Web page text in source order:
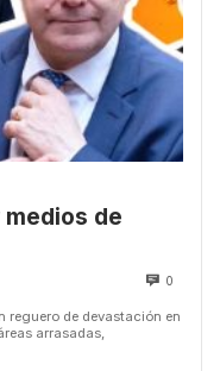
de
0
reguero de devastación en
arrasadas,